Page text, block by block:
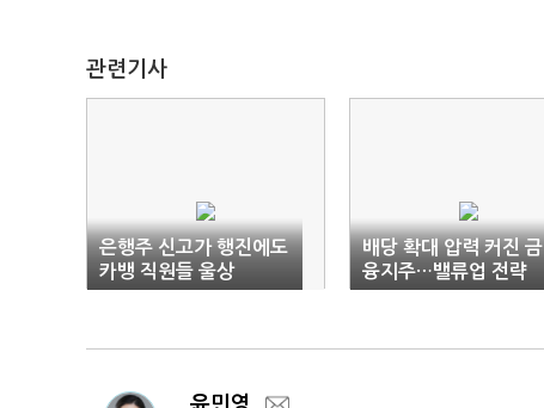
관련기사
은행주 신고가 행진에도
카뱅 직원들 울상
배당 확대 압력 커진 금
융지주…밸류업 전략
'새 판 짜기'